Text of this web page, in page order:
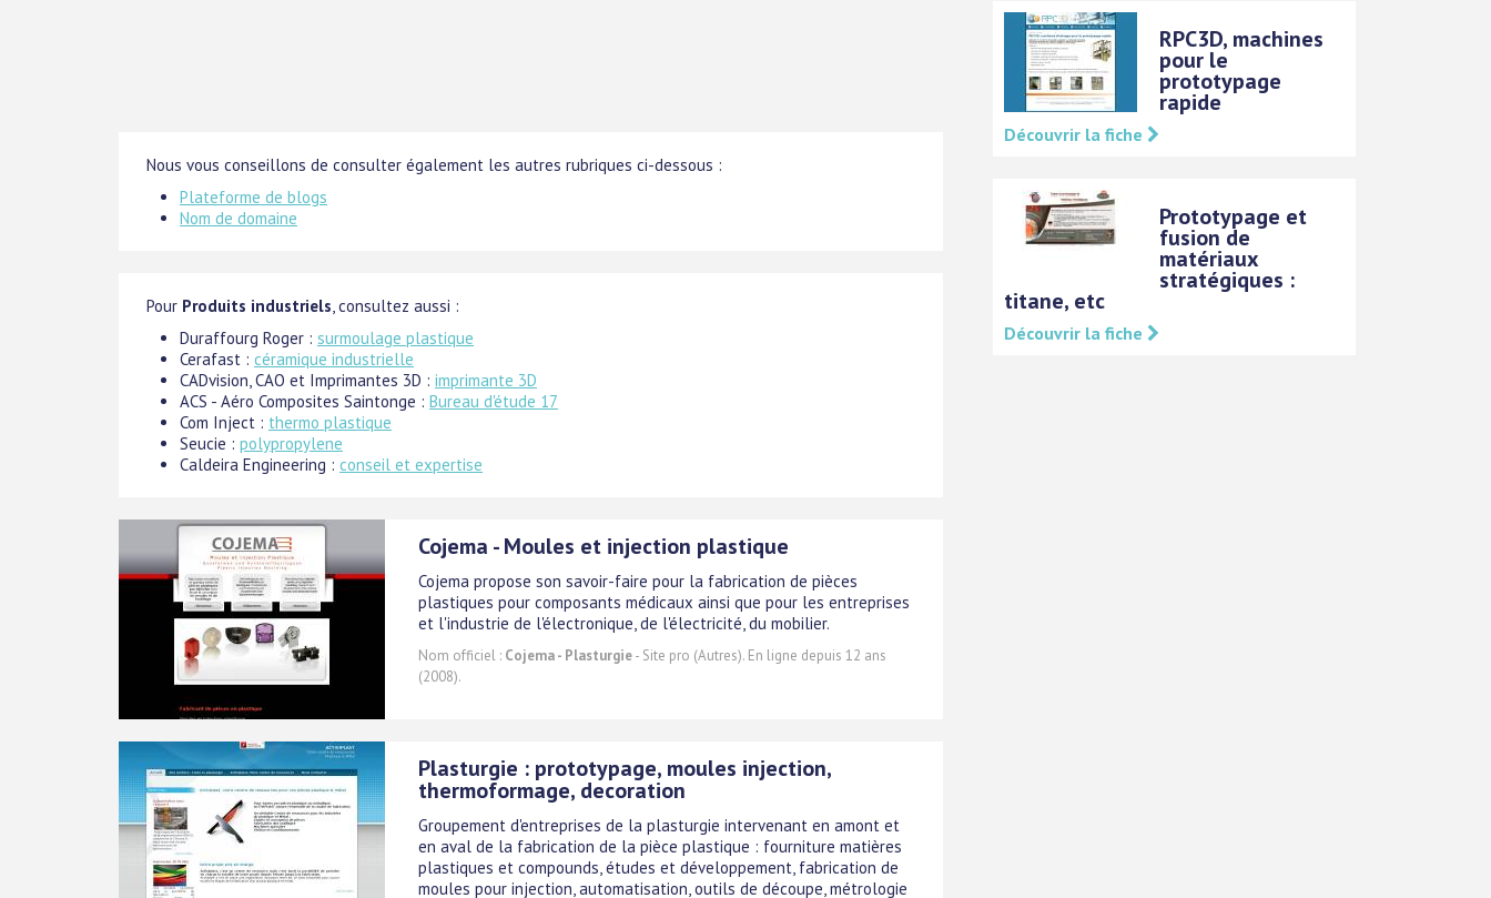
Nous vous conseillons de consulter également les autres rubriques ci-dessous :
Plateforme de blogs
Nom de domaine
Pour Produits industriels, consultez aussi :
Duraffourg Roger : surmoulage plastique
Cerafast : céramique industrielle
CADvision, CAO et Imprimantes 3D : imprimante 3D
ACS - Aéro Composites Saintonge : Bureau d'étude 17
Com Inject : thermo plastique
Seucie : polypropylene
Caldeira Engineering : conseil et expertise
Cojema - Moules et injection plastique
Cojema propose son savoir-faire pour la fabrication de pièces
plastiques pour composants médicaux ainsi que pour les entreprises
et l'industrie de l'électronique, de l'électricité, du mobilier.
Nom officiel : Cojema - Plasturgie- Site pro (Autres). En ligne depuis 12 ans
(2008).
Plasturgie : prototypage, moules injection,
thermoformage, decoration
Groupement d'entreprises de la plasturgie intervenant en amont et
en aval de la fabrication de la pièce plastique : fourniture matières
plastiques et compounds, études et développement, fabrication de
moules pour injection, automatisation, outils de découpe, métrologie
RPC3D, machines
pour le
prototypage
rapide
Découvrir la fiche
Prototypage et
fusion de
matériaux
stratégiques :
titane, etc
Découvrir la fiche